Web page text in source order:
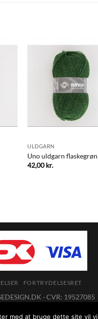
ULDGARN
Uno uldgarn flaskegrøn
42,00kr.
FORTRYDELSESRET
· CVR: 19527085
med at bruge dette site vil